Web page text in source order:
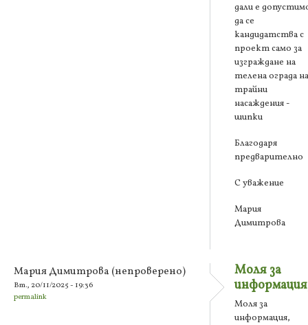
дали е
да се
кандидатства с
проект само за
изграждане на
телена ограда на
трайни
насаждения -
шипки
Благодаря
предварително
С уважение
Мария
Димитрова
Мария Димитрова (непроверено)
Вт., 20/11/2025 - 19:36
permalink
Моля за
Моля за
информация,